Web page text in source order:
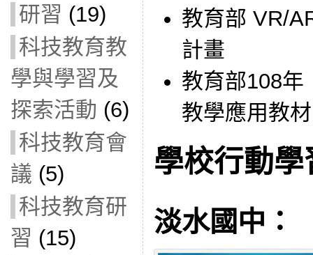
研習 (19)
科技教育教
學與學習及
探索活動 (6)
科技教育會
議 (5)
科技教育研
習 (15)
教育部 VR/
計畫
教育部108年
教學應用教
學校行動
淡水國中：